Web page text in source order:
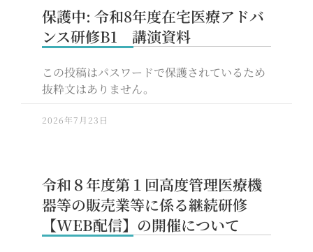
保護中: 令和8年度在宅医療アドバ
ンス研修B1 講演資料
この投稿はパスワードで保護されているため
抜粋文はありません。
2026年7月23日
令和８年度第１回高度管理医療機
器等の販売業等に係る継続研修
【WEB配信】の開催について